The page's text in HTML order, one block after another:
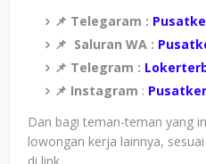
📌 Telegaram :
📌 Saluran WA :
📌 Telegram :
📌 Instagram :
Dan bagi teman-teman yang
lowongan kerja lainnya,